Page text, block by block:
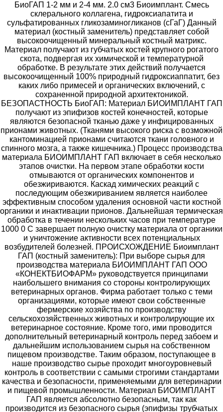
БиоГАП 1-2 мм и 2-4 мм. 2.0 см3 Биоимплант. Cмесь
склерального коллагена, гидроксиапатита и
сульфатированных гликозаминогликанов (сГаГ) Данный
материал (костный заменитель) представляет собой
высокоочищенный минеральный костный матрикс.
Материал получают из губчатых костей крупного рогатого
скота, подвергая их химической и температурной
обработке. В результате этих действий получается
высокоочищенный 100% природный гидроксиаппатит, без
каких либо примесей и органических включений, с
сохраненной природной архитектоникой.
БЕЗОПАСТНОСТЬ БиоГАП: Материал БИОИМПЛАНТ ГАП
получают из эпифизов костей конечностей, которые
являются безопасной тканью даже у инфицированных
прионами животных. (Тканями высокого риска с возможной
кантоминацией прионами считаются ткани головного и
спинного мозга, а также кишечника.) Процесс производства
материала БИОИМПЛАНТ ГАП включает в себя несколько
этапов очистки. На первом этапе обработки кости
отмываются от органических компонентов и
обезжириваются. Каскад химических реакций с
последующим обезжириванием является наиболее
эффективным способом удаления основной части костной
органики и инактивации прионов. Дальнейшая термическая
обработка в течении нескольких часов при температуре
1000 0 С завершает полную очистку материала от органики
и уничтожение активности всех потенциальных
возбудителей болезней. ПРОИСХОЖДЕНИЕ Биоимплант
ГАП (костный заменитель): При выборе сырья для
производства материала БИОИМПЛАНТ ГАП ООО
«КОНЕКТБИОФАРМ» руководствуется принципами
наибольшего внимания со стороны контролирующих
ветеринарных органов. Фирма работает только с теми
организациями, которые имеют свои собственные
фермерские хозяйства по производству
сельскохозяйственных животных и контролирующие их
ветеринарное состояние. Кроме того, ими проводится
дополнительный ветеринарный контроль перед забоем и
дальнейшим использованием сырья на собственном
пищевом производстве. Таким образом, поступающее в
наше производство сырье проходит многоуровневый
контроль в соответствии с самыми строгими стандартами
качества и безопасности, применяемыми для ветеринарии
и пищевой промышленности. Материал БИОИМПЛАНТ
ГАП является абсолютно безопасным, так как
производится из безопасного сырья (эпифизы трубчатых